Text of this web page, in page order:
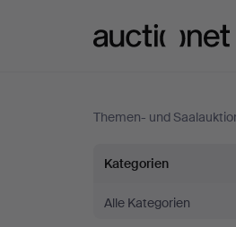
Themen- und
Lars
Nilsson's
Kategorien
Alle Kategorien